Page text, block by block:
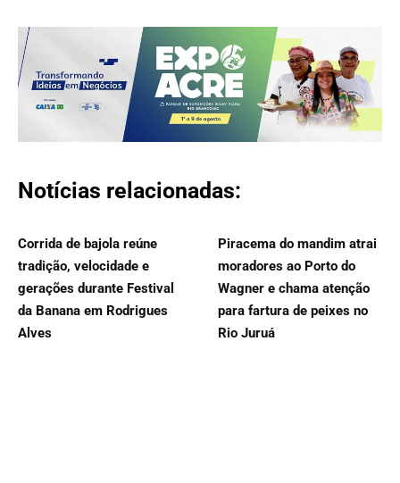
Notícias relacionadas:
Corrida de bajola reúne
tradição, velocidade e
gerações durante Festival
da Banana em Rodrigues
Alves
Piracema do mandim atrai
moradores ao Porto do
Wagner e chama atenção
para fartura de peixes no
Rio Juruá